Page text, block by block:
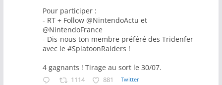
Pour participer :
- RT + Follow @NintendoActu et
@NintendoFrance
- Dis-nous ton membre préféré des Tridenfer
avec le #SplatoonRaiders !
4 gagnants ! Tirage au sort le 30/07.
1114 881 Twitter